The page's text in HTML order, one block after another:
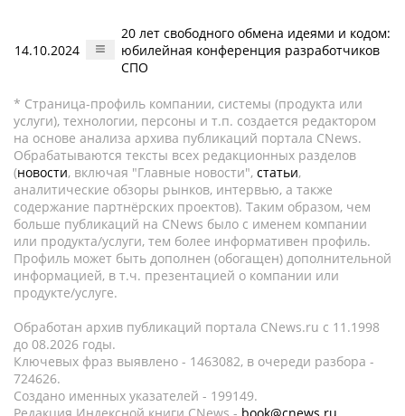
14.10.2024
20 лет свободного обмена идеями и кодом:
юбилейная конференция разработчиков
СПО
* Страница-профиль компании, системы (продукта или
услуги), технологии, персоны и т.п. создается редактором
на основе анализа архива публикаций портала CNews.
Обрабатываются тексты всех редакционных разделов
(новости, включая "Главные новости", статьи,
аналитические обзоры рынков, интервью, а также
содержание партнёрских проектов). Таким образом, чем
больше публикаций на CNews было с именем компании
или продукта/услуги, тем более информативен профиль.
Профиль может быть дополнен (обогащен) дополнительной
информацией, в т.ч. презентацией о компании или
продукте/услуге.
Обработан архив публикаций портала CNews.ru c 11.1998
до 08.2026 годы.
Ключевых фраз выявлено - 1463082, в очереди разбора -
724626.
Создано именных указателей - 199149.